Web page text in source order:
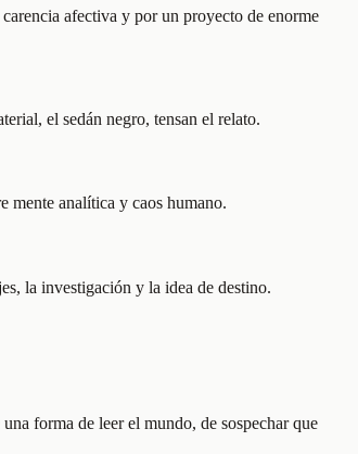
afectiva y por un proyecto de enorme
el sedán negro, tensan el relato.
mente analítica y caos humano.
la investigación y la idea de destino.
forma de leer el mundo, de sospechar que